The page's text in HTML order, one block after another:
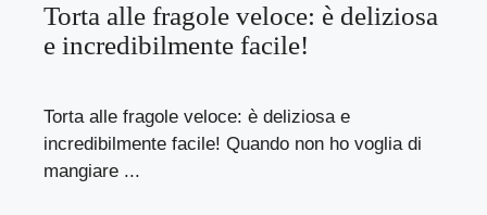
Torta alle fragole veloce: è deliziosa
e incredibilmente facile!
Torta alle fragole veloce: è deliziosa e
incredibilmente facile! Quando non ho voglia di
mangiare ...